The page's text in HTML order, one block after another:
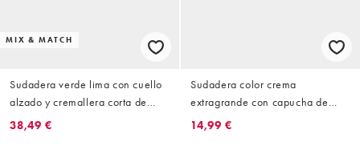
MIX & MATCH
Sudadera verde lima con cuello
alzado y cremallera corta de
borreguito afelpado de Topshop
38,49 €
Sudadera color crema
extragrande con capucha de
borreguito de Topshop
14,99 €